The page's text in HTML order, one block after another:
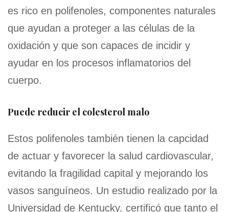
es rico en polifenoles, componentes naturales
que ayudan a proteger a las células de la
oxidación y que son capaces de incidir y
ayudar en los procesos inflamatorios del
cuerpo.
Puede reducir el colesterol malo
Estos polifenoles también tienen la capcidad
de actuar y favorecer la salud cardiovascular,
evitando la fragilidad capital y mejorando los
vasos sanguíneos. Un estudio realizado por la
Universidad de Kentucky, certificó que tanto el